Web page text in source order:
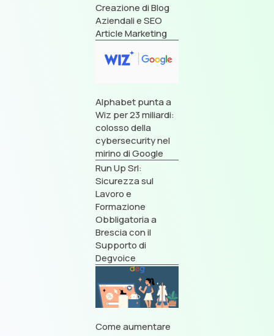
Creazione di Blog
Aziendali e SEO
Article Marketing
Alphabet punta a
Wiz per 23 miliardi:
colosso della
cybersecurity nel
mirino di Google
Run Up Srl:
Sicurezza sul
Lavoro e
Formazione
Obbligatoria a
Brescia con il
Supporto di
Degvoice
Come aumentare